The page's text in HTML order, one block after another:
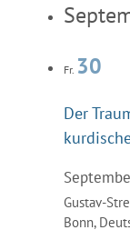
Fr. 30
Der
Gustav-
Bonn,